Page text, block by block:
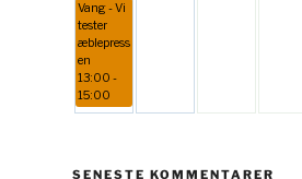
Vang - Vi
tester
æblepress
en
13:00 -
15:00
SENESTE KOMMENTARER